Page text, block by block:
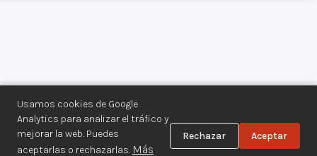
Usamos cookies de Google
Analytics para analizar el tráfico y
mejorar la web. Puedes
aceptarlas o rechazarlas. Más
Rechazar Aceptar
Centro de Documentación de los